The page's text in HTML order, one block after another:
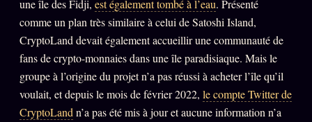
Tous les tags
Soumettre un tip
Nous écrire
Presse
Business
une île des Fidji, est également tombé à l’eau. Présenté
comme un plan très similaire à celui de Satoshi Island,
CryptoLand devait également accueillir une communauté de
fans de crypto-monnaies dans une île paradisiaque. Mais le
groupe à l’origine du projet n’a pas réussi à acheter l’île qu’il
voulait, et depuis le mois de février 2022, le compte Twitter de
CryptoLand n’a pas été mis à jour et aucune information n’a